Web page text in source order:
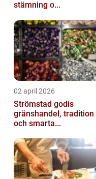
stämning o...
02 april 2026
Strömstad godis
gränshandel, tradition
och smarta...